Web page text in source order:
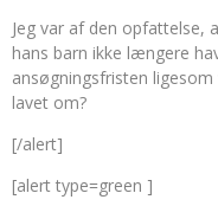
Jeg var af den opfattelse,
hans barn ikke længere
ansøgningsfristen
lavet om?
[/alert]
[alert type=green ]